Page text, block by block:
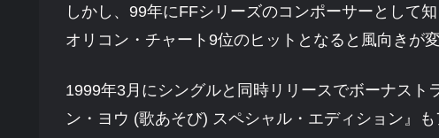
しかし、99年にFFシリーズのコンポーサーとして
オリコン・チャート9位のヒットとなると風向きが変
1999年3月にシングルと同時リリースでボーナスト
ン・ヨウ (歌あそび) スペシャル・エディション』